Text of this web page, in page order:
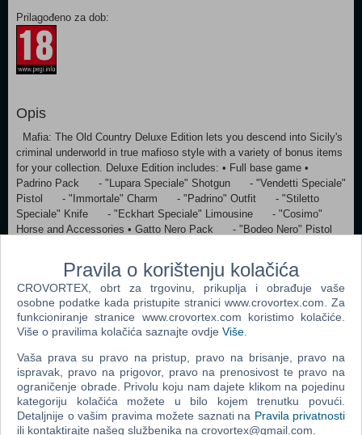
Prilagođeno za dob:
Opis
Mafia: The Old Country Deluxe Edition lets you descend into Sicily's
criminal underworld in true mafioso style with a variety of bonus items
for your collection. Deluxe Edition includes: • Full base game •
Padrino Pack - "Lupara Speciale" Shotgun - "Vendetti Speciale"
Pistol - "Immortale" Charm - "Padrino" Outfit - "Stiletto
Speciale" Knife - "Eckhart Speciale" Limousine - "Cosimo"
Horse and Accessories • Gatto Nero Pack - "Bodeo Nero" Pistol
Race Car • Bonus materials - Digital Art Book - Original Score
Dodaj u košaricu
Popularno
Grand Theft Auto San Andreas (PC)
Grand Theft Auto Vice City (PC)
Grand Theft Auto IV (PC)
Pravila o korištenju kolačića
CROVORTEX, obrt za trgovinu, prikuplja i obrađuje vaše
osobne podatke kada pristupite stranici www.crovortex.com. Za
funkcioniranje stranice www.crovortex.com koristimo kolačiće.
Više o pravilima kolačića saznajte ovdje Više
Vaša prava su pravo na pristup, pravo na brisanje, pravo na
ispravak, pravo na prigovor, pravo na prenosivost te pravo na
ograničenje obrade. Privolu koju nam dajete klikom na pojedinu
kategoriju kolačića možete u bilo kojem trenutku povući.
Detaljnije o vašim pravima možete saznati na Pravila privatnosti
ili kontaktirajte našeg službenika na crovortex@gmail.com.